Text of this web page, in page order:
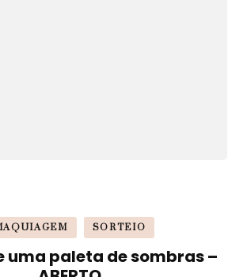
SORTEIO
uma paleta de sombras –